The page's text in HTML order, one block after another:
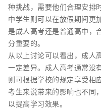
种挑战，需要他们合理安排
中学生则可以在放假期间更
是成人高考还是普通高中，
分重要的。
从以上讨论可以看出，成人
一定差异。成人高考通常没
则可根据学校的规定享受相
考生来说带来的影响也不同
以提高学习效果。